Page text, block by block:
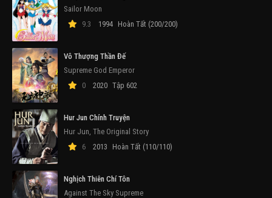
Sailor Moon
9.3
1994 Hoàn Tất (200/200)
Vô Thượng Thần Đế
Supreme God Emperor
0
2020 Tập 602
Hur Jun Chính Truyện
Hur Jun, The Original Story
6
2013 Hoàn Tất (110/110)
Nghịch Thiên Chí Tôn
Against The Sky Supreme